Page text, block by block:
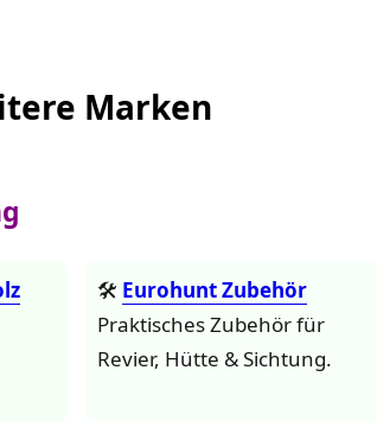
Marken
🛠️ Eurohunt Zubehör
Praktisches Zubehör für
Revier, Hütte & Sichtung.